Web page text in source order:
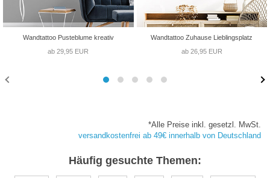
Wandtattoo Pusteblume kreativ
ab 29,95 EUR
Wandtattoo Zuhause Lieblingsplatz
ab 26,95 EUR
*Alle Preise inkl. gesetzl. MwSt.
versandkostenfrei ab 49€ innerhalb von Deutschland
Häufig gesuchte Themen: